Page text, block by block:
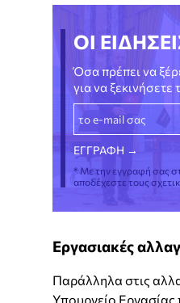
ΟΙ
Όσα πρέπει να
για να ξεκινήσετε
* Με την εγγραφή σας
αποδέχεστε τους
Εργασιακές
Παράλληλα στις
Υπουργείο Εργασίας